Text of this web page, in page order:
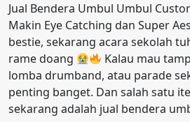
Jual Bendera Umbul Umbul
Makin Eye Catching dan Super
bestie, sekarang acara sekolah
rame doang
Kalau mau
lomba drumband, atau parade
penting banget. Dan salah satu
sekarang adalah jual bendera